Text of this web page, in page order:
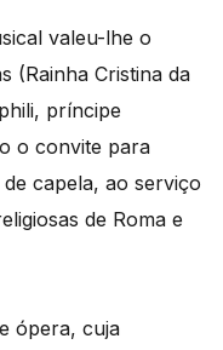
valeu-lhe o
(Rainha Cristina da
príncipe
o convite para
capela, ao serviço
de Roma e
ópera, cuja